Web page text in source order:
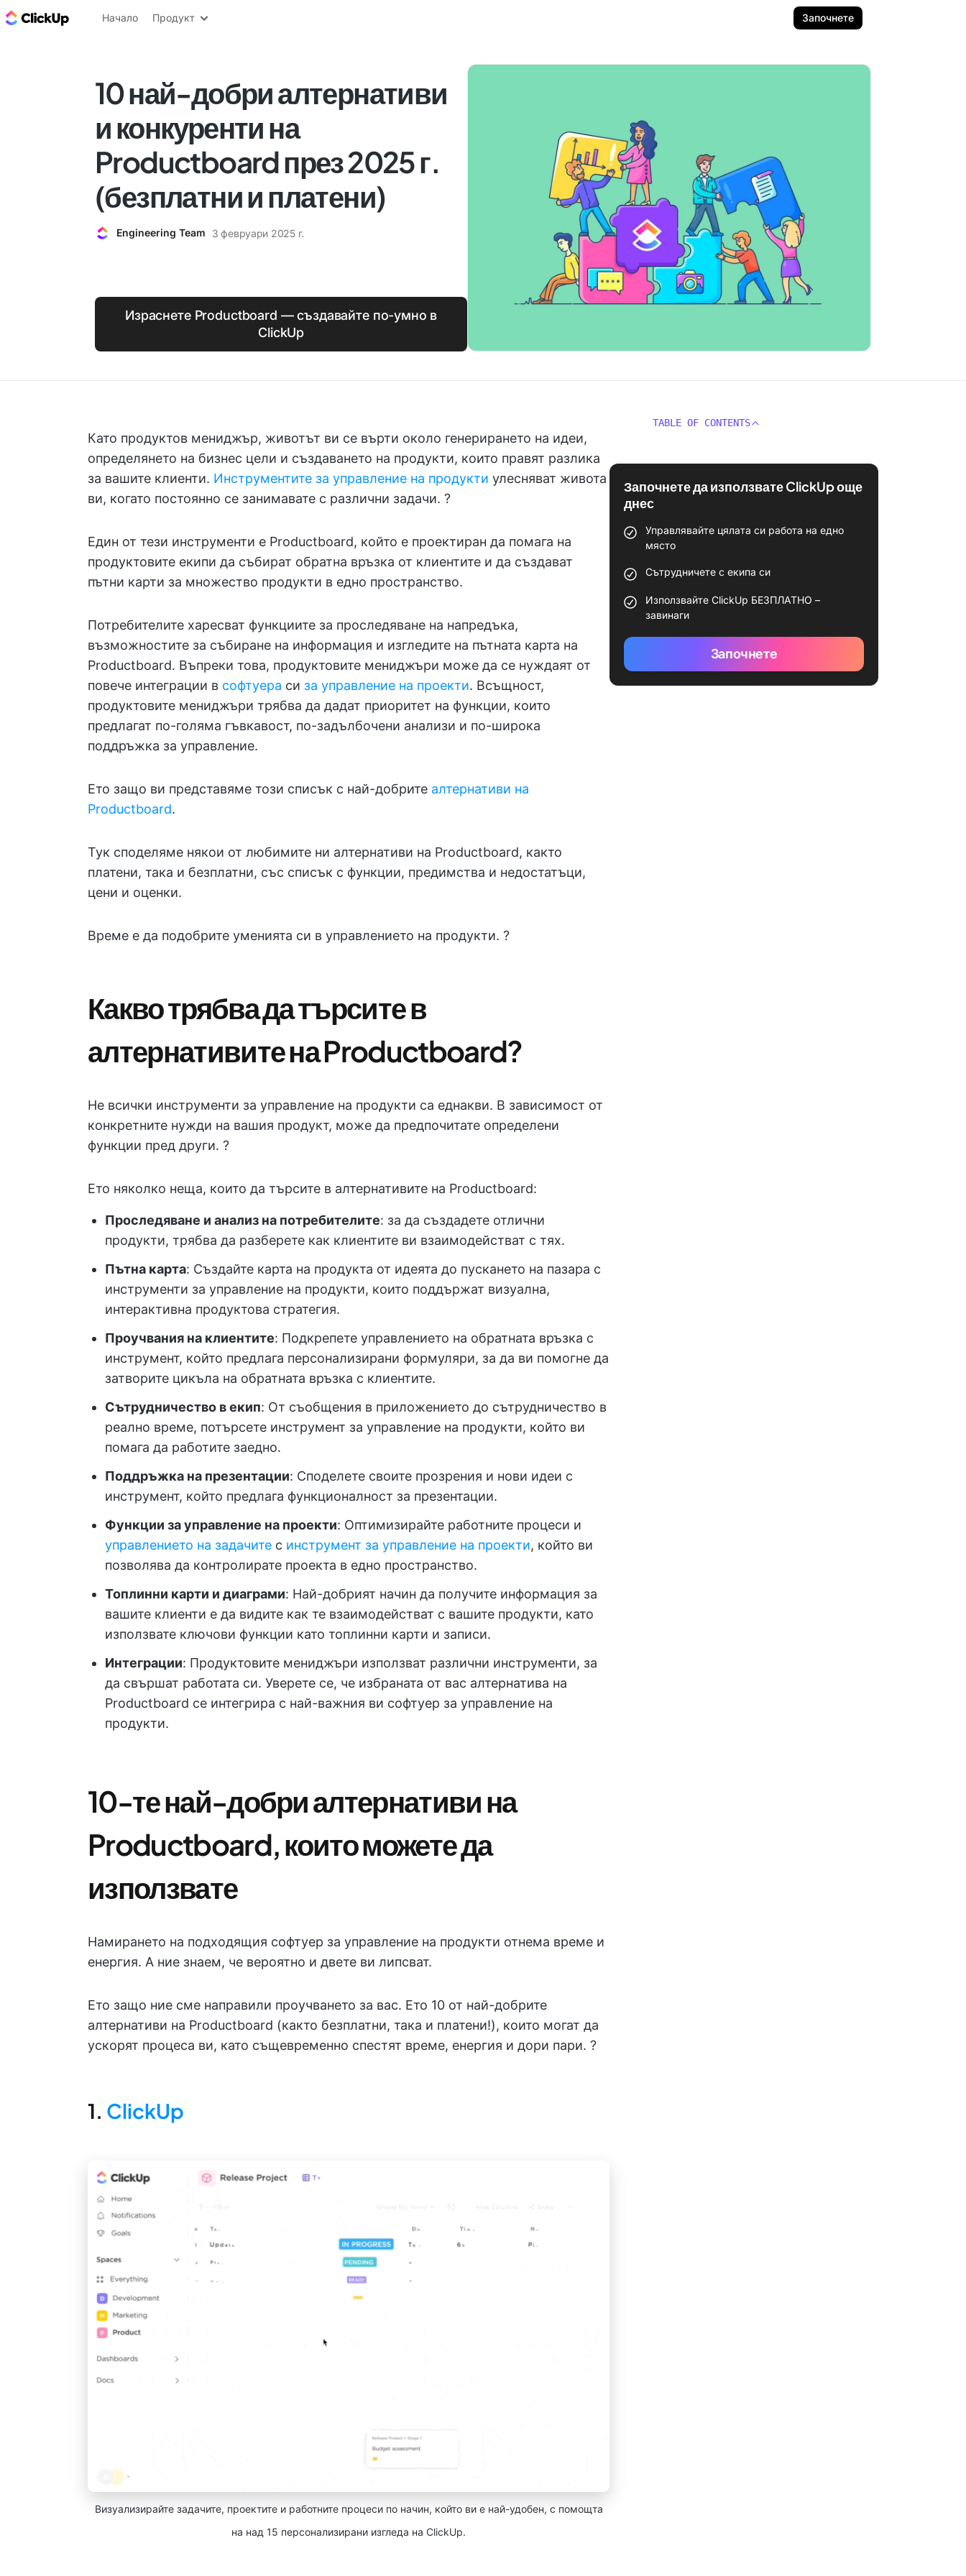
ClickUp блог
Начало Продукт Започнете
10 най-добри алтернативи
и конкуренти на
Productboard през 2025 г.
(безплатни и платени)
Engineering Team 3 февруари 2025 г.
Израснете Productboard — създавайте по-умно в
ClickUp
Като продуктов мениджър, животът ви се върти около генерирането на идеи,
определянето на бизнес цели и създаването на продукти, които правят разлика
за вашите клиенти. Инструментите за управление на продукти улесняват живота
ви, когато постоянно се занимавате с различни задачи. ?
Един от тези инструменти е Productboard, който е проектиран да помага на
продуктовите екипи да събират обратна връзка от клиентите и да създават
пътни карти за множество продукти в едно пространство.
Потребителите харесват функциите за проследяване на напредъка,
възможностите за събиране на информация и изгледите на пътната карта на
Productboard. Въпреки това, продуктовите мениджъри може да се нуждаят от
повече интеграции в софтуера си за управление на проекти. Всъщност,
продуктовите мениджъри трябва да дадат приоритет на функции, които
предлагат по-голяма гъвкавост, по-задълбочени анализи и по-широка
поддръжка за управление.
Ето защо ви представяме този списък с най-добрите алтернативи на
Productboard.
Тук споделяме някои от любимите ни алтернативи на Productboard, както
платени, така и безплатни, със списък с функции, предимства и недостатъци,
цени и оценки.
Време е да подобрите уменията си в управлението на продукти. ?
Какво трябва да търсите в
алтернативите на Productboard?
Не всички инструменти за управление на продукти са еднакви. В зависимост от
конкретните нужди на вашия продукт, може да предпочитате определени
функции пред други. ?️
Ето няколко неща, които да търсите в алтернативите на Productboard:
Проследяване и анализ на потребителите: за да създадете отлични
продукти, трябва да разберете как клиентите ви взаимодействат с тях.
Пътна карта: Създайте карта на продукта от идеята до пускането на пазара с
инструменти за управление на продукти, които поддържат визуална,
интерактивна продуктова стратегия.
Проучвания на клиентите: Подкрепете управлението на обратната връзка с
инструмент, който предлага персонализирани формуляри, за да ви помогне да
затворите цикъла на обратната връзка с клиентите.
Сътрудничество в екип: От съобщения в приложението до сътрудничество в
реално време, потърсете инструмент за управление на продукти, който ви
помага да работите заедно.
Поддръжка на презентации: Споделете своите прозрения и нови идеи с
инструмент, който предлага функционалност за презентации.
Функции за управление на проекти: Оптимизирайте работните процеси и
управлението на задачите с инструмент за управление на проекти, който ви
позволява да контролирате проекта в едно пространство.
Топлинни карти и диаграми: Най-добрият начин да получите информация за
вашите клиенти е да видите как те взаимодействат с вашите продукти, като
използвате ключови функции като топлинни карти и записи.
Интеграции: Продуктовите мениджъри използват различни инструменти, за
да свършат работата си. Уверете се, че избраната от вас алтернатива на
Productboard се интегрира с най-важния ви софтуер за управление на
продукти.
10-те най-добри алтернативи на
Productboard, които можете да
използвате
Намирането на подходящия софтуер за управление на продукти отнема време и
енергия. А ние знаем, че вероятно и двете ви липсват.
Ето защо ние сме направили проучването за вас. Ето 10 от най-добрите
алтернативи на Productboard (както безплатни, така и платени!), които могат да
ускорят процеса ви, като същевременно спестят време, енергия и дори пари. ?
1. ClickUp
Визуализирайте задачите, проектите и работните процеси по начин, който ви е най-удобен, с помощта
на над 15 персонализирани изгледа на ClickUp.
TABLE OF CONTENTS
Започнете да използвате ClickUp още
днес
Управлявайте цялата си работа на едно
място
Сътрудничете с екипа си
Използвайте ClickUp БЕЗПЛАТНО –
завинаги
Започнете